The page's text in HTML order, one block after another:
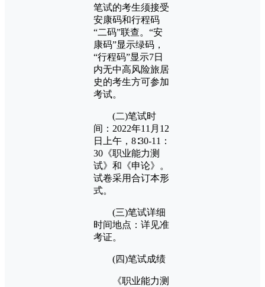
笔试的考生须接受
安康码和行程码
“二码”联查。“安
康码”显示绿码，
“行程码”显示7日
内无中高风险旅居
史的考生方可参加
考试。
(二)笔试时
间：2022年11月12
日上午，8∶30-11：
30《职业能力测
试》和《申论》。
试卷采用合订本形
式。
(三)笔试详细
时间地点：详见准
考证。
(四)笔试成绩
《职业能力测